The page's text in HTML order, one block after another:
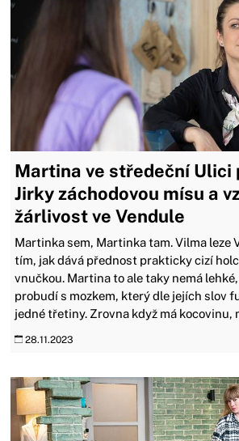
Martina ve středeční Ulici
Jirky záchodovou mísu a
žárlivost ve Vendule
Martinka sem, Martinka tam. Vilma leze
tím, jak dává přednost prakticky cizí
vnučkou. Martina to ale taky nemá
probudí s mozkem, který dle jejích slov
jedné třetiny. Zrovna když má kocovinu,
28.11.2023